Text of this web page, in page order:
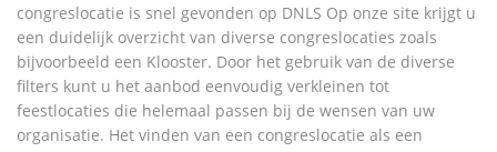
congreslocatie is snel gevonden op DNLS Op onze site krijgt u
een duidelijk overzicht van diverse congreslocaties zoals
bijvoorbeeld een Klooster. Door het gebruik van de diverse
filters kunt u het aanbod eenvoudig verkleinen tot
feestlocaties die helemaal passen bij de wensen van uw
organisatie. Het vinden van een congreslocatie als een